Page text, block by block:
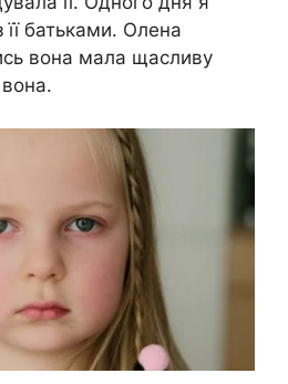
батьками. Олена
вона мала щасливу